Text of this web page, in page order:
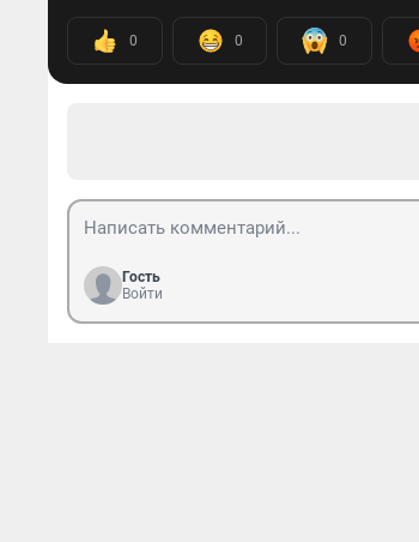
0 0 0
Гость
Войти